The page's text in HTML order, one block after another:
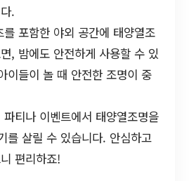
.
를 포함한 야외 공간에 태양열조
, 밤에도 안전하게 사용할 수 있
이들이 놀 때 안전한 조명이 중
파티나 이벤트에서 태양열조명을
를 살릴 수 있습니다. 안심하고
편리하죠!